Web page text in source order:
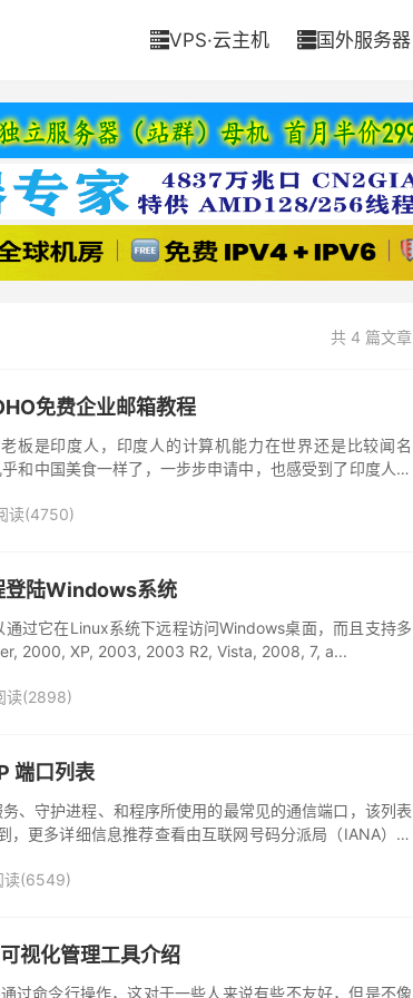
VPS·云主机 国外服务器
共 4 篇文章
免费企业邮箱教程
板是印度人，印度人的计算机能力在世界还是比较闻名
和中国美食一样了，一步步申请中，也感受到了印度人那
读(4750)
陆Windows系统
过它在Linux系统下远程访问Windows桌面，而且支持多
2000, XP, 2003, 2003 R2, Vista, 2008, 7, a...
读(2898)
端口列表
、守护进程、和程序所使用的最常见的通信端口，该列表
更多详细信息推荐查看由互联网号码分派局（IANA）制
读(6549)
视化管理工具介绍
过命令行操作，这对于一些人来说有些不友好，但是不像